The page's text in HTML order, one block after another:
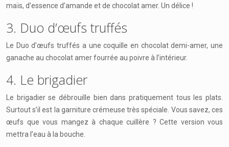
maïs, d’essence d’amande et de chocolat amer. Un délice !
3. Duo d’œufs truffés
Le Duo d’œufs truffés a une coquille en chocolat demi-amer, une
ganache au chocolat amer fourrée au poivre à l’intérieur.
4. Le brigadier
Le brigadier se débrouille bien dans pratiquement tous les plats.
Surtout s’il est la garniture crémeuse très spéciale. Vous savez, ces
œufs que vous mangez à chaque cuillère ? Cette version vous
mettra l’eau à la bouche.